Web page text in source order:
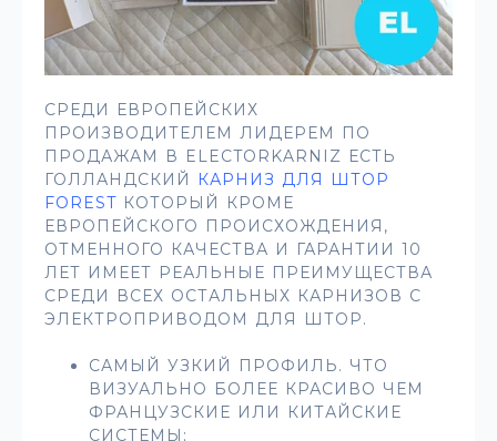
СРЕДИ ЕВРОПЕЙСКИХ
ПРОИЗВОДИТЕЛЕМ ЛИДЕРЕМ ПО
ПРОДАЖАМ В ELECTORKARNIZ ЕСТЬ
ГОЛЛАНДСКИЙ
КАРНИЗ ДЛЯ ШТОР
FOREST КОТОРЫЙ КРОМЕ
ЕВРОПЕЙСКОГО ПРОИСХОЖДЕНИЯ,
ОТМЕННОГО КАЧЕСТВА И ГАРАНТИИ 10
ЛЕТ ИМЕЕТ РЕАЛЬНЫЕ ПРЕИМУЩЕСТВА
СРЕДИ ВСЕХ ОСТАЛЬНЫХ КАРНИЗОВ С
ЭЛЕКТРОПРИВОДОМ ДЛЯ ШТОР.
САМЫЙ УЗКИЙ ПРОФИЛЬ. ЧТО
ВИЗУАЛЬНО БОЛЕЕ КРАСИВО ЧЕМ
ФРАНЦУЗСКИЕ ИЛИ КИТАЙСКИЕ
СИСТЕМЫ;